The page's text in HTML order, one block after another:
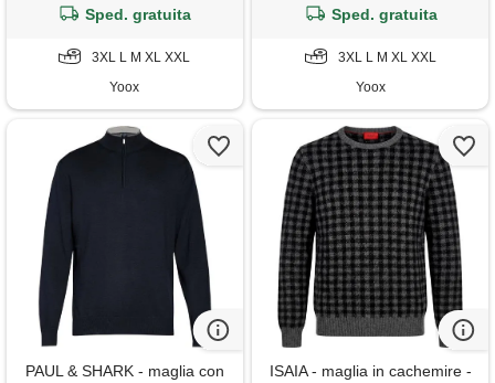
Sped. gratuita
3XL L M XL XXL
Yoox
Sped. gratuita
3XL L M XL XXL
Yoox
PAUL & SHARK - maglia con
ISAIA - maglia in cachemire -